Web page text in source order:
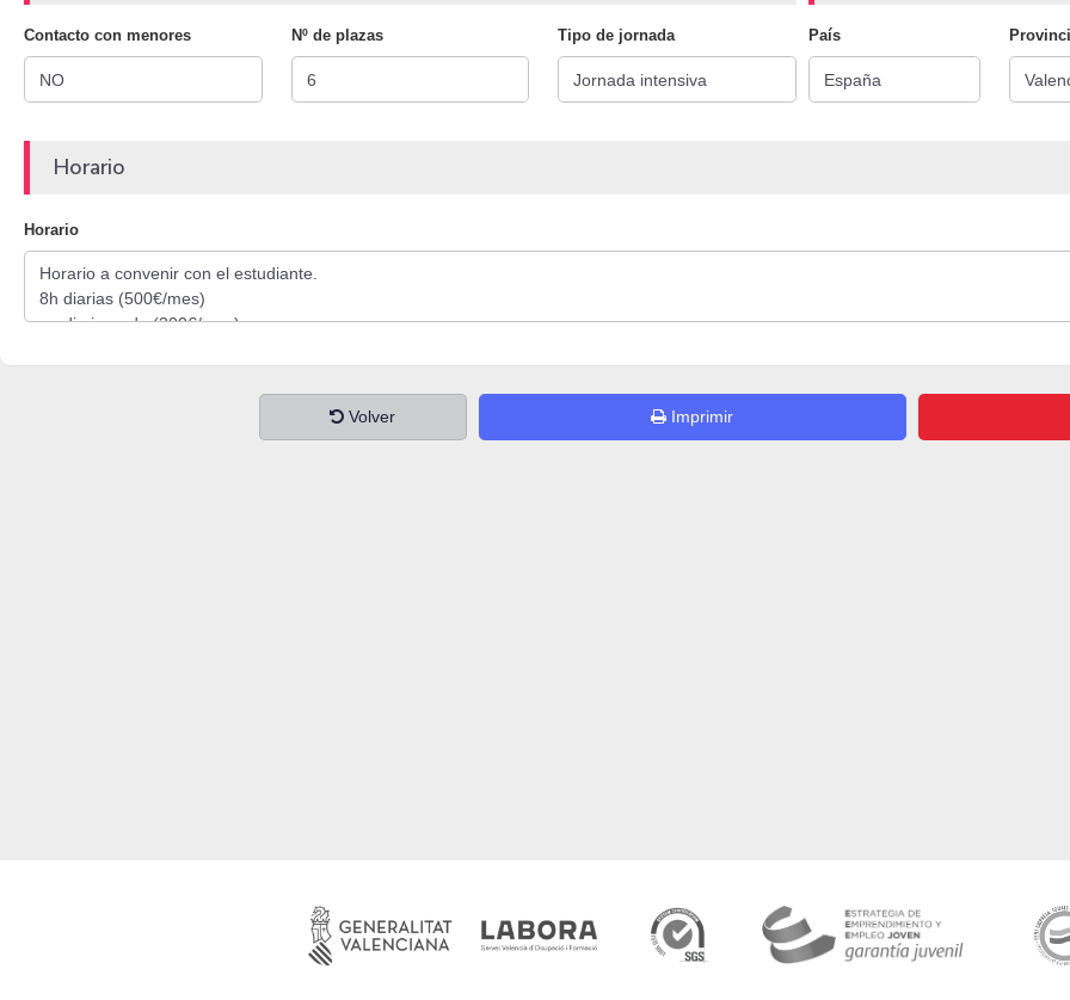
Contacto con menores Nº de plazas Tipo de jornada País
Horario
Horario
Volver Imprimir